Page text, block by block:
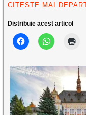
CITEȘTE MAI
Distribuie acest articol